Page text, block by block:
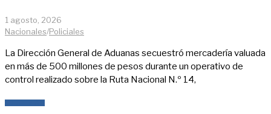
1 agosto, 2026
Nacionales/Policiales
La Dirección General de Aduanas secuestró mercadería valuada
en más de 500 millones de pesos durante un operativo de
control realizado sobre la Ruta Nacional N.º 14,